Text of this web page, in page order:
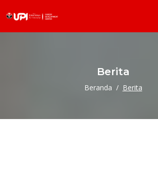
Berita
Beranda Berita